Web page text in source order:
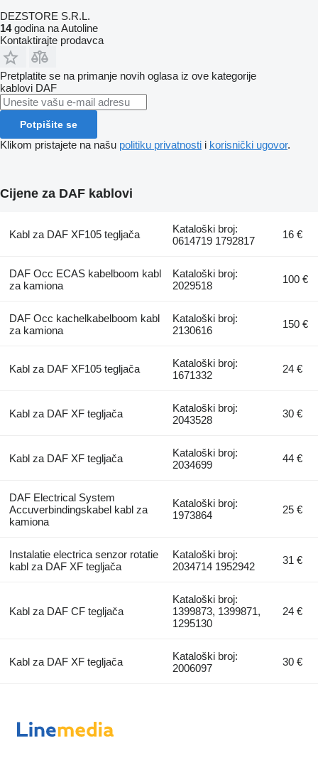
DEZSTORE S.R.L.
14godina na Autoline
Kontaktirajte prodavca
Pretplatite se na primanje novih oglasa iz ove kategorije
kablovi DAF
Potpišite se
Klikom pristajete na našu politiku privatnosti i korisnički ugovor.
Cijene za DAF kablovi
Kabl za DAF XF105 tegljača
Kataloški broj:
0614719 1792817
16 €
DAF Occ ECAS kabelboom kabl
za kamiona
Kataloški broj:
2029518
100 €
DAF Occ kachelkabelboom kabl
za kamiona
Kataloški broj:
2130616
150 €
Kabl za DAF XF105 tegljača
Kataloški broj:
1671332
24 €
Kabl za DAF XF tegljača
Kataloški broj:
2043528
30 €
Kabl za DAF XF tegljača
Kataloški broj:
2034699
44 €
DAF Electrical System
Accuverbindingskabel kabl za
kamiona
Kataloški broj:
1973864
25 €
Instalatie electrica senzor rotatie
kabl za DAF XF tegljača
Kataloški broj:
2034714 1952942
31 €
Kabl za DAF CF tegljača
Kataloški broj:
1399873, 1399871,
1295130
24 €
Kabl za DAF XF tegljača
Kataloški broj:
2006097
30 €